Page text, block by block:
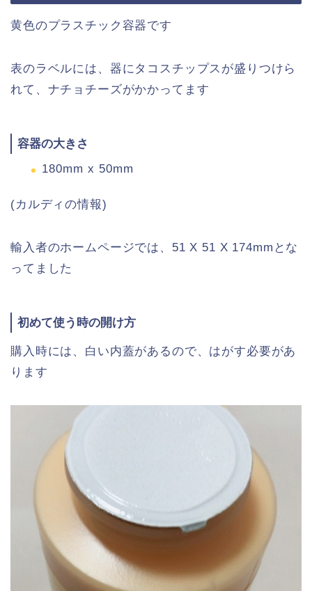
黄色のプラスチック容器です
表のラベルには、器にタコスチップスが盛りつけら
れて、ナチョチーズがかかってます
容器の大きさ
180mm x 50mm
(カルディの情報)
輸入者のホームページでは、51 X 51 X 174mmとな
ってました
初めて使う時の開け方
購入時には、白い内蓋があるので、はがす必要があ
ります